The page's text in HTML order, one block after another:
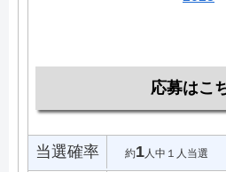
応募はこ
当選確率 約1人中１人当選